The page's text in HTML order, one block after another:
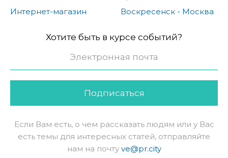
Интернет-магазин
Воскресенск - Москва
Хотите быть в курсе событий?
Подписаться
Если Вам есть, о чем рассказать людям или у Вас
есть темы для интересных статей, отправляйте
нам на почту ve@pr.city